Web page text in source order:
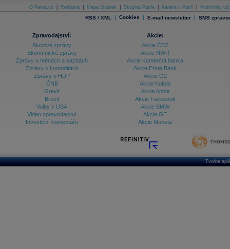
O Patria.cz Reklama Mapa Stránek Skupina Patria Kariéra v Patrii Podmínky
RSS / XML | Cookies | E-mail newsletter | SMS
Zpravodajství:
Akciové zprávy
Ekonomické zprávy
Zprávy o měnách a sazbách
Zprávy o komoditách
Zprávy o HDP
ČNB
Grexit
Brexit
Volby v USA
Video zpravodajství
Investiční komentáře
Akcie:
Akcie ČEZ
Akcie NWR
Akcie Komerční banka
Akcie Erste Bank
Akcie O2
Akcie Kofola
Akcie Apple
Akcie Facebook
Akcie BMW
Akcie GE
Akcie Moneta
Tvorba